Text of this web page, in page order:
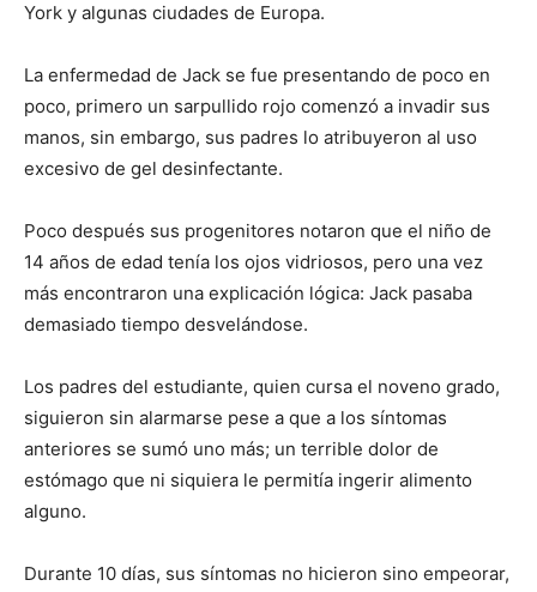
York y algunas ciudades de Europa.
La enfermedad de Jack se fue presentando de poco en
poco, primero un sarpullido rojo comenzó a invadir sus
manos, sin embargo, sus padres lo atribuyeron al uso
excesivo de gel desinfectante.
Poco después sus progenitores notaron que el niño de
14 años de edad tenía los ojos vidriosos, pero una vez
más encontraron una explicación lógica: Jack pasaba
demasiado tiempo desvelándose.
Los padres del estudiante, quien cursa el noveno grado,
siguieron sin alarmarse pese a que a los síntomas
anteriores se sumó uno más; un terrible dolor de
estómago que ni siquiera le permitía ingerir alimento
alguno.
Durante 10 días, sus síntomas no hicieron sino empeorar,